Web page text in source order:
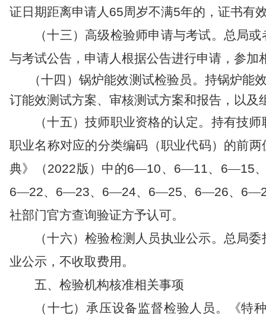
证日期距离申请人65周岁不满5年的，证书有
（十三） 高级检验师申请与考试。 总局或
与考试公告，申请人根据公告进行申请，参加
（十四 ） 锅炉能效测试检验员 。 持锅炉能
订能效测试方案、审核测试方案和报告 ， 以及
（十五）技师职业资格的认定。 持有技师
职业名称对应的分类编码（职业代码）的前
典》（2022版）中的6—10、 6—11、 6—15
6—22、 6—23、 6—24、 6—25、 6—26、 6—
社部门官方查询验证方予认可。
（十六）检验检测人员执业公示。 总局委
业公示 ， 不收取费用。
五、检验机构核准相关事项
（十七）承压设备监督检验人员。
《特